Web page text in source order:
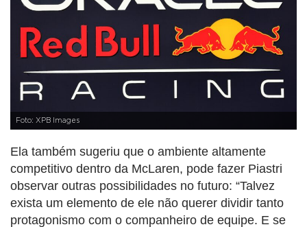
Foto: XPB Images
Ela também sugeriu que o ambiente altamente
competitivo dentro da McLaren, pode fazer Piastri
observar outras possibilidades no futuro: “Talvez
exista um elemento de ele não querer dividir tanto
protagonismo com o companheiro de equipe. E se